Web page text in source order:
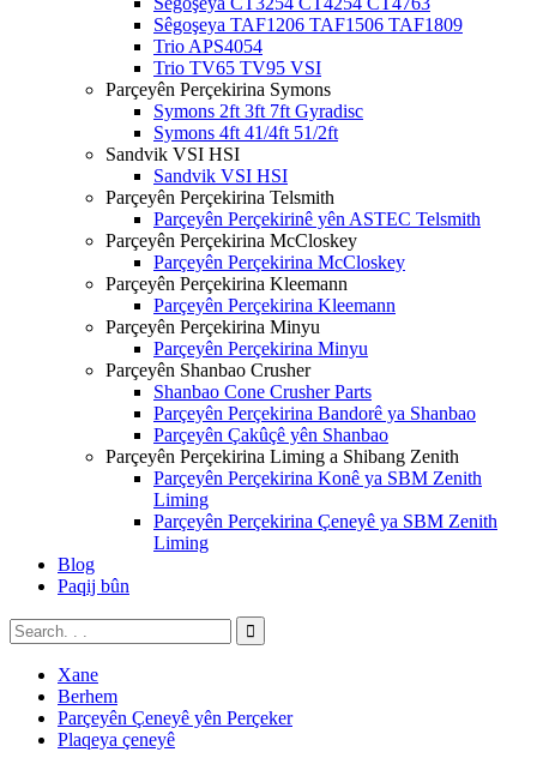
Sêgoşeya TAF1206 TAF1506 TAF1809
Trio APS4054
Trio TV65 TV95 VSI
Parçeyên Perçekirina Symons
Symons 2ft 3ft 7ft Gyradisc
Symons 4ft 41/4ft 51/2ft
Sandvik VSI HSI
Sandvik VSI HSI
Parçeyên Perçekirina Telsmith
Parçeyên Perçekirinê yên ASTEC Telsmith
Parçeyên Perçekirina McCloskey
Parçeyên Perçekirina McCloskey
Parçeyên Perçekirina Kleemann
Parçeyên Perçekirina Kleemann
Parçeyên Perçekirina Minyu
Parçeyên Perçekirina Minyu
Parçeyên Shanbao Crusher
Shanbao Cone Crusher Parts
Parçeyên Perçekirina Bandorê ya Shanbao
Parçeyên Çakûçê yên Shanbao
Parçeyên Perçekirina Liming a Shibang Zenith
Parçeyên Perçekirina Konê ya SBM Zenith
Liming
Parçeyên Perçekirina Çeneyê ya SBM Zenith
Liming
Blog
Paqij bûn
Xane
Berhem
Parçeyên Çeneyê yên Perçeker
Plaqeya çeneyê